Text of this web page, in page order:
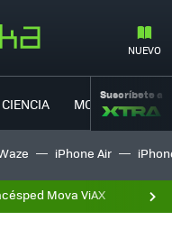
NUEVO
CIENCIA MOVILIDAD
Suscríbete a
iPhone Air
Mova ViAX